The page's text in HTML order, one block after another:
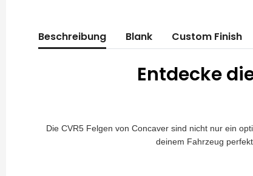
Beschreibung Blank Custom Finish
Entdecke
Die CVR5 Felgen von Concaver sind nicht nur ein
deinem Fahrzeug